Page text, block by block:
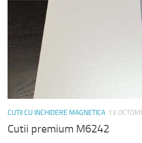
CUTII CU INCHIDERE MAGNETICA 13
Cutii premium M6242